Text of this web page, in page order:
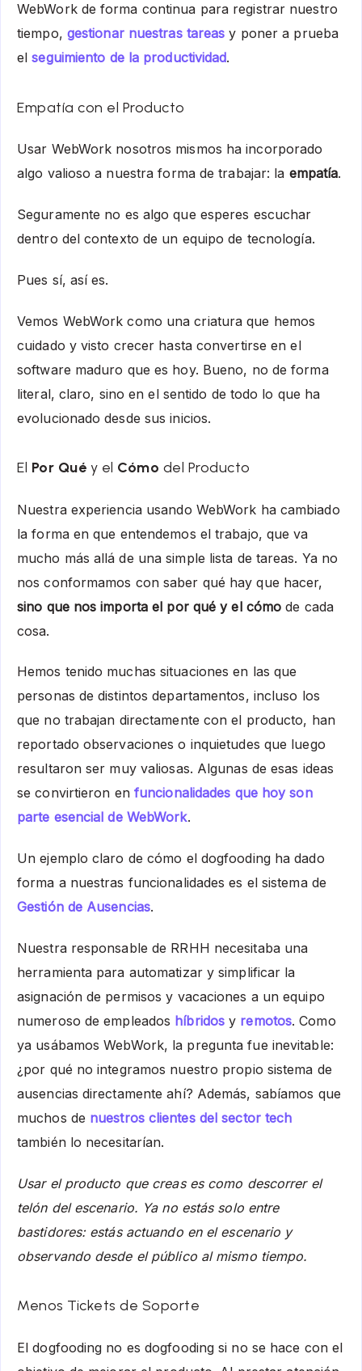
WebWork de forma continua para registrar nuestro
tiempo, gestionar nuestras tareas y poner a prueba
elseguimiento de la productividad.
Empatía con el Producto
Usar WebWork nosotros mismos ha incorporado
algo valioso a nuestra forma de trabajar: la empatía.
Seguramente no es algo que esperes escuchar
dentro del contexto de un equipo de tecnología.
Pues sí, así es.
Vemos WebWork como una criatura que hemos
cuidado y visto crecer hasta convertirse en el
software maduro que es hoy. Bueno, no de forma
literal, claro, sino en el sentido de todo lo que ha
evolucionado desde sus inicios.
El Por Qué y el Cómo del Producto
Nuestra experiencia usando WebWork ha cambiado
la forma en que entendemos el trabajo, que va
mucho más allá de una simple lista de tareas. Ya no
nos conformamos con saber qué hay que hacer,
sino que nos importa el por qué y el cómo de cada
cosa.
Hemos tenido muchas situaciones en las que
personas de distintos departamentos, incluso los
que no trabajan directamente con el producto, han
reportado observaciones o inquietudes que luego
resultaron ser muy valiosas. Algunas de esas ideas
se convirtieron en funcionalidades que hoy son
parte esencial de WebWork.
Un ejemplo claro de cómo el dogfooding ha dado
forma a nuestras funcionalidades es el sistema de
Gestión de Ausencias.
Nuestra responsable de RRHH necesitaba una
herramienta para automatizar y simplificar la
asignación de permisos y vacaciones a un equipo
numeroso de empleados híbridos y remotos. Como
ya usábamos WebWork, la pregunta fue inevitable:
¿por qué no integramos nuestro propio sistema de
ausencias directamente ahí? Además, sabíamos que
muchos de nuestros clientes del sector tech
también lo necesitarían.
Usar el producto que creas es como descorrer el
telón del escenario. Ya no estás solo entre
bastidores: estás actuando en el escenario y
observando desde el público al mismo tiempo.
Menos Tickets de Soporte
El dogfooding no es dogfooding si no se hace con el